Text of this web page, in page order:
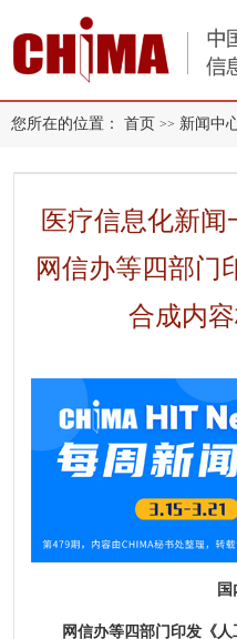
您所在的位置： 首页 >> 新闻中
医疗信息化新闻
网信办等四部门
合成内容
国
网信办等四部门印发《人